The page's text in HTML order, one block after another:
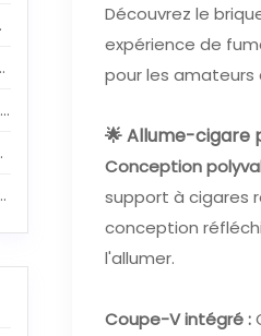
Découvrez le
expérience de
pour les amateurs
🌟 Allume-cigare
Conception
support à cigares
conception
l'allumer.
Coupe-V intégré :